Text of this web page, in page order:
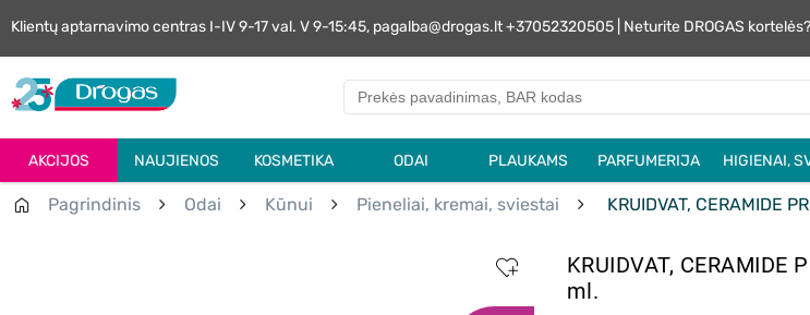
Klientų aptarnavimo centras I-IV 9-17 val. V 9-15:45, pagalba@drogas.lt +37052320505 | Neturite DROGAS
AKCIJOS NAUJIENOS KOSMETIKA ODAI PLAUKAMS PARFUMERIJA HIGIENAI,
Pagrindinis Odai Kūnui Pieneliai, kremai, sviestai KRUIDVAT, CERAMIDE
KRUIDVAT, CERAMIDE
ml.